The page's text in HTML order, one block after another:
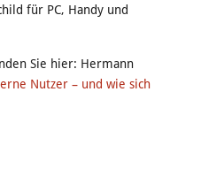
für PC, Handy und
Sie hier: Hermann
Nutzer – und wie sich